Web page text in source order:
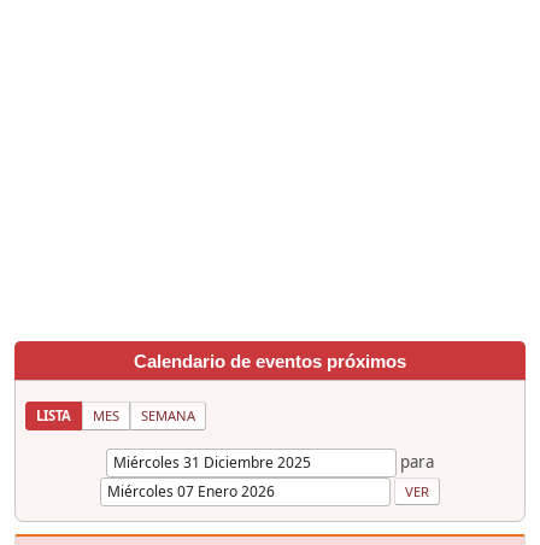
Calendario de eventos próximos
LISTA MES SEMANA
para